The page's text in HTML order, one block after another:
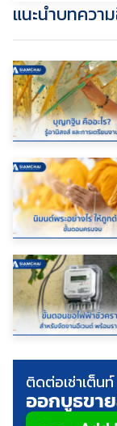
แนะนำบทควา
ติดต่อเช่าเต็นท์
ออกบูธขา